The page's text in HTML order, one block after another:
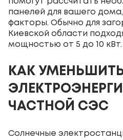
панелей для вашего
факторы. Обычно для
Киевской области
мощностью от 5 до 10 кВт.
КАК
ЧАСТНОЙ СЭС
Солнечные